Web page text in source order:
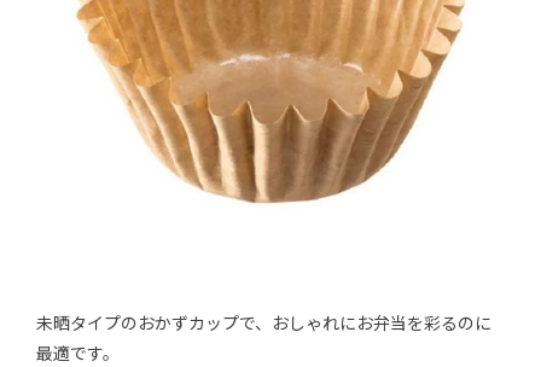
未晒タイプのおかずカップで、おしゃれにお弁当を彩るのに
最適です。